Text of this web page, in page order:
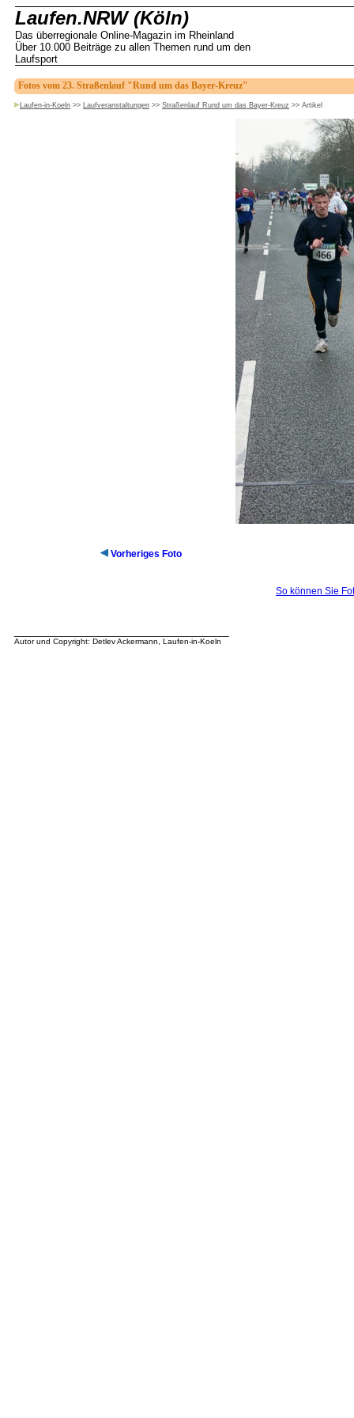
Laufen.NRW (Köln)
Das überregionale Online-Magazin im Rheinland
Über 10.000 Beiträge zu allen Themen rund um den
Laufsport
Fotos vom 23. Straßenlauf "Rund um das Bayer-Kreuz"
Laufen-in-Koeln >> Laufveranstaltungen >> Straßenlauf Rund um das Bayer-Kreuz >> Artikel
Vorheriges Foto
So können Sie
Autor und Copyright: Detlev Ackermann, Laufen-in-Koeln